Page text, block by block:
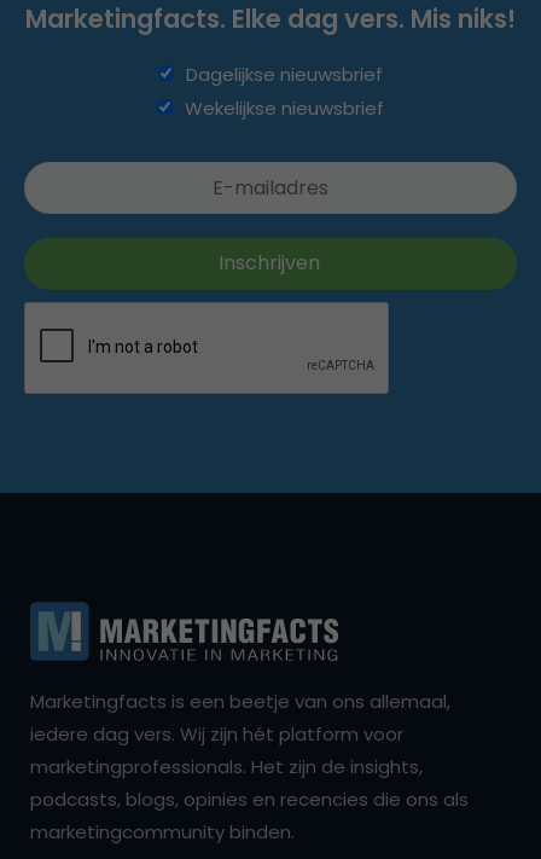
Marketingfacts. Elke dag vers. Mis niks!
Dagelijkse nieuwsbrief
Wekelijkse nieuwsbrief
Marketingfacts is een beetje van ons allemaal,
iedere dag vers. Wij zijn hét platform voor
marketingprofessionals. Het zijn de insights,
podcasts, blogs, opinies en recencies die ons als
marketingcommunity binden.